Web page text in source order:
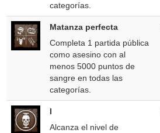
categorías.
Matanza perfecta
Completa 1 partida pública
como asesino con al
menos 5000 puntos de
sangre en todas las
categorías.
I
Alcanza el nivel de